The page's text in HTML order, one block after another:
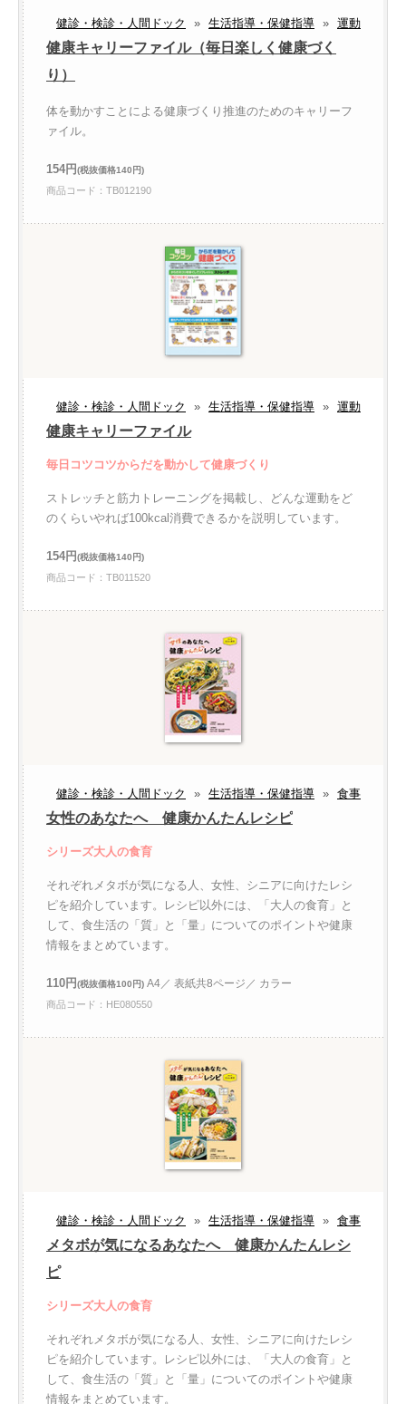
健診・検診・人間ドック » 生活指導・保健指導 » 運動
健康キャリーファイル（毎日楽しく健康づく
り）
体を動かすことによる健康づくり推進のためのキャリーフ
ァイル。
154円(税抜価格140円)
商品コード：TB012190
健診・検診・人間ドック » 生活指導・保健指導 » 運動
健康キャリーファイル
毎日コツコツからだを動かして健康づくり
ストレッチと筋力トレーニングを掲載し、どんな運動をど
のくらいやれば100kcal消費できるかを説明しています。
154円(税抜価格140円)
商品コード：TB011520
健診・検診・人間ドック » 生活指導・保健指導 » 食事
女性のあなたへ 健康かんたんレシピ
シリーズ大人の食育
それぞれメタボが気になる人、女性、シニアに向けたレシ
ピを紹介しています。レシピ以外には、「大人の食育」と
して、食生活の「質」と「量」についてのポイントや健康
情報をまとめています。
110円(税抜価格100円) A4／ 表紙共8ページ／ カラー
商品コード：HE080550
健診・検診・人間ドック » 生活指導・保健指導 » 食事
メタボが気になるあなたへ 健康かんたんレシ
ピ
シリーズ大人の食育
それぞれメタボが気になる人、女性、シニアに向けたレシ
ピを紹介しています。レシピ以外には、「大人の食育」と
して、食生活の「質」と「量」についてのポイントや健康
情報をまとめています。